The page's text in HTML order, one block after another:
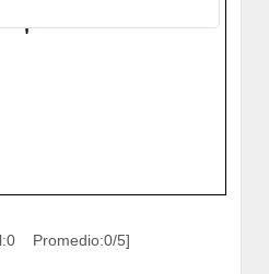
Promedio:0/5]